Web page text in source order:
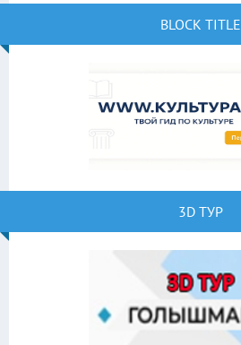
BLOCK TITLE
3D ТУР